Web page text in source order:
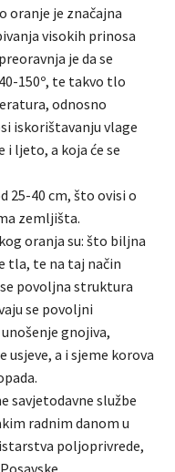
oranje je značajna
visokih prinosa
je da se
150º, te takvo tlo
odnosno
iskorištavanju vlage
i ljeto, a koja će se
25-40 cm, što ovisi o
zemljišta.
oranja su: što biljna
tla, te na taj način
povoljna struktura
se povoljni
gnojiva,
usjeve, a i sjeme korova
savjetodavne službe
radnim danom u
poljoprivrede,